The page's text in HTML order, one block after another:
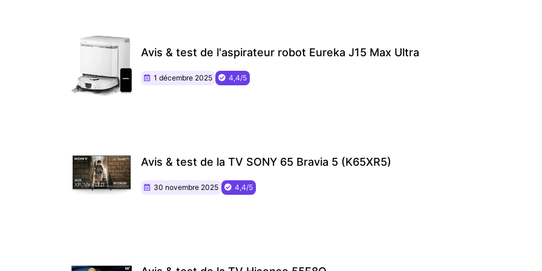
Avis & test de l'aspirateur robot Eureka J15 Max Ultra
1 décembre 2025 4,4/5
Avis & test de la TV SONY 65 Bravia 5 (K65XR5)
30 novembre 2025 4,4/5